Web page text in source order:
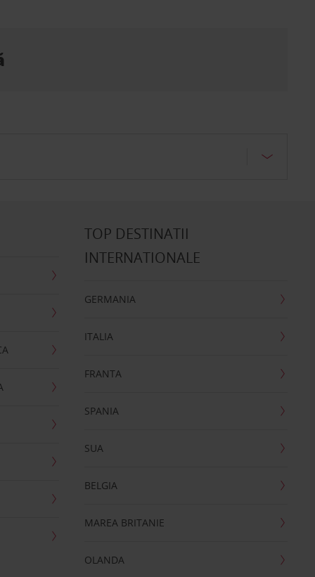
TOP DESTINATII
INTERNATIONALE
GERMANIA
ITALIA
FRANTA
SPANIA
SUA
BELGIA
MAREA BRITANIE
OLANDA